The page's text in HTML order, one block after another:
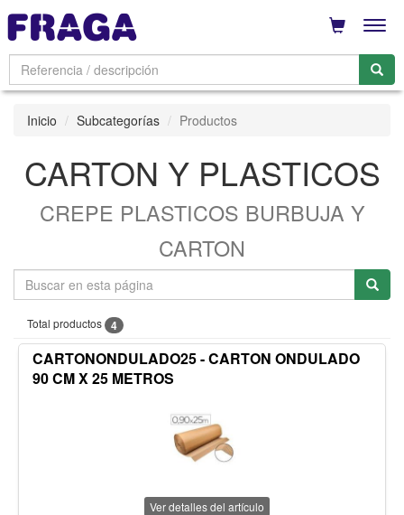
Inicio Subcategorías Productos
CARTON Y PLASTICOS
CREPE PLASTICOS BURBUJA Y
CARTON
Total productos 4
CARTONONDULADO25 - CARTON ONDULADO
90 CM X 25 METROS
Ver detalles del artículo